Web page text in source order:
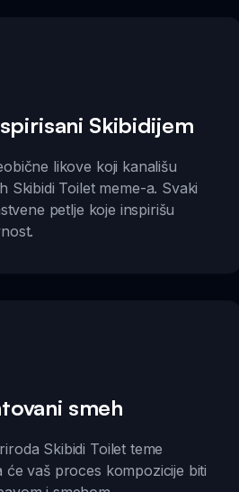
Skibidijem
likove koji kanališu
Skibidi Toilet meme-a. Svaki
petlje koje inspirišu
smeh
Skibidi Toilet teme
će vaš proces kompozicije biti